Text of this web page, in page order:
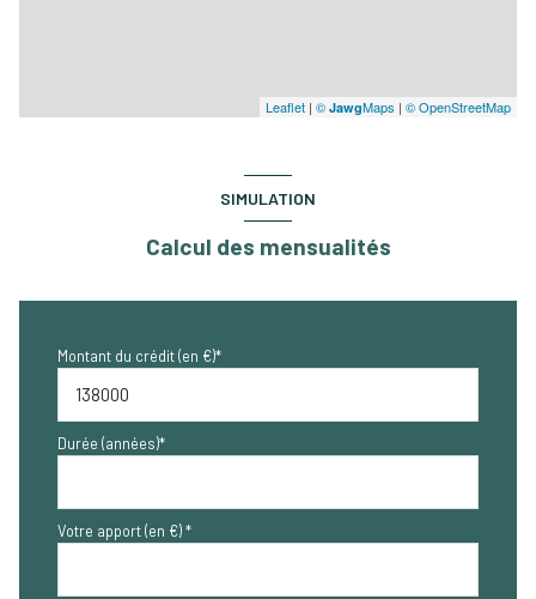
Leaflet | © JawgMaps | © OpenStreetMap
SIMULATION
Calcul des mensualités
Montant du crédit (en €)*
Durée (années)*
Votre apport (en €) *